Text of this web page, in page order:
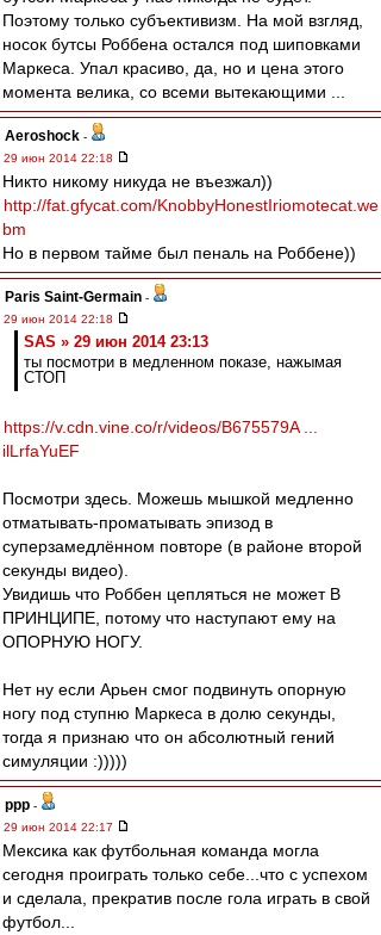
Поэтому только субъективизм. На мой взгляд,
носок бутсы Роббена остался под шиповками
Маркеса. Упал красиво, да, но и цена этого
момента велика, со всеми вытекающими ...
Aeroshock -
29 июн 2014 22:18
Никто никому никуда не въезжал))
http://fat.gfycat.com/KnobbyHonestIriomotecat.we
bm
Но в первом тайме был пеналь на Роббене))
Paris Saint-Germain -
29 июн 2014 22:18
SAS » 29 июн 2014 23:13
ты посмотри в медленном показе, нажымая
СТОП
https://v.cdn.vine.co/r/videos/B675579A ...
ilLrfaYuEF
Посмотри здесь. Можешь мышкой медленно
отматывать-проматывать эпизод в
суперзамедлённом повторе (в районе второй
секунды видео).
Увидишь что Роббен цепляться не может В
ПРИНЦИПЕ, потому что наступают ему на
ОПОРНУЮ НОГУ.
Нет ну если Арьен смог подвинуть опорную
ногу под ступню Маркеса в долю секунды,
тогда я признаю что он абсолютный гений
симуляции :)))))
ppp -
29 июн 2014 22:17
Мексика как футбольная команда могла
сегодня проиграть только себе...что с успехом
и сделала, прекратив после гола играть в свой
футбол...